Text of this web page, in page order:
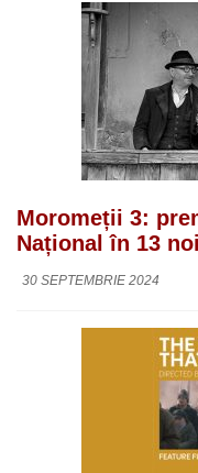
Moromeții 3:
Național în 13
30 SEPTEMBRIE 2024